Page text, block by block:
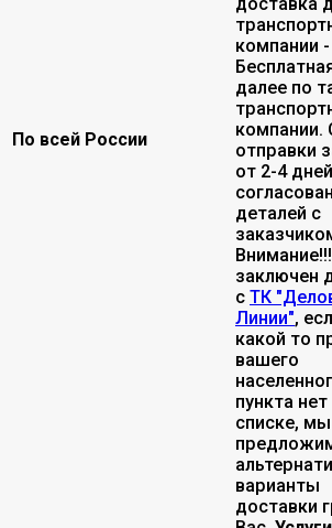
По всей России
компании -
далее по
компании.
отправки
от 2-4
деталей с
заключен
с ТК
Линии",
какой то
вашего
пункта нет
списке, мы
варианты
доставки